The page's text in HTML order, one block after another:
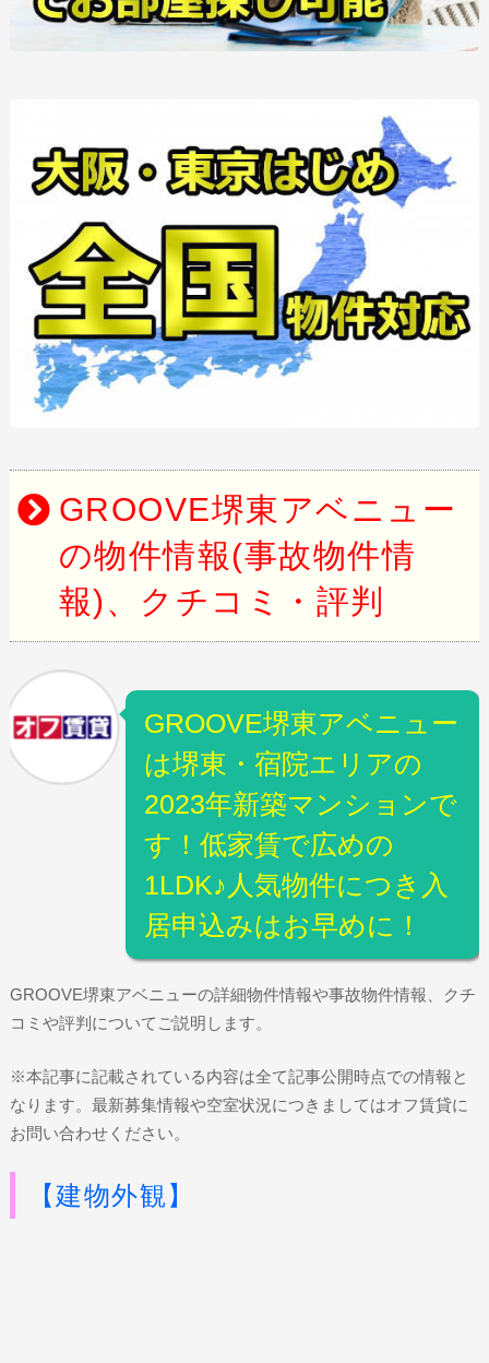
GROOVE堺東アベニュー
の物件情報(事故物件情
報)、クチコミ・評判
GROOVE堺東アベニュー
は堺東・宿院エリアの
2023年新築マンションで
す！低家賃で広めの
1LDK♪人気物件につき入
居申込みはお早めに！
GROOVE堺東アベニューの詳細物件情報や事故物件情報、クチ
コミや評判についてご説明します。
※本記事に記載されている内容は全て記事公開時点での情報と
なります。最新募集情報や空室状況につきましてはオフ賃貸に
お問い合わせください。
【建物外観】